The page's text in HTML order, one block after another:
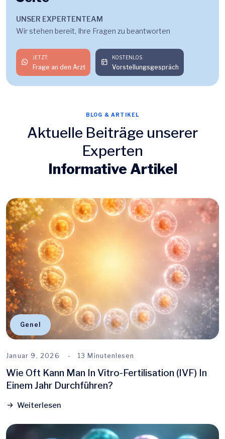
UNSER EXPERTENTEAM
Wir stehen bereit, Ihre Fragen zu beantworten
JETZT:
Frage an den Arzt
KOSTENLOS
Vorstellungsgespräch
BLOG & ARTIKEL
Aktuelle Beiträge unserer
Experten
Informative Artikel
Genel
Januar 9, 2026 13 Minutenlesen
Wie Oft Kann Man In Vitro-Fertilisation (IVF) In
Einem Jahr Durchführen?
Weiterlesen